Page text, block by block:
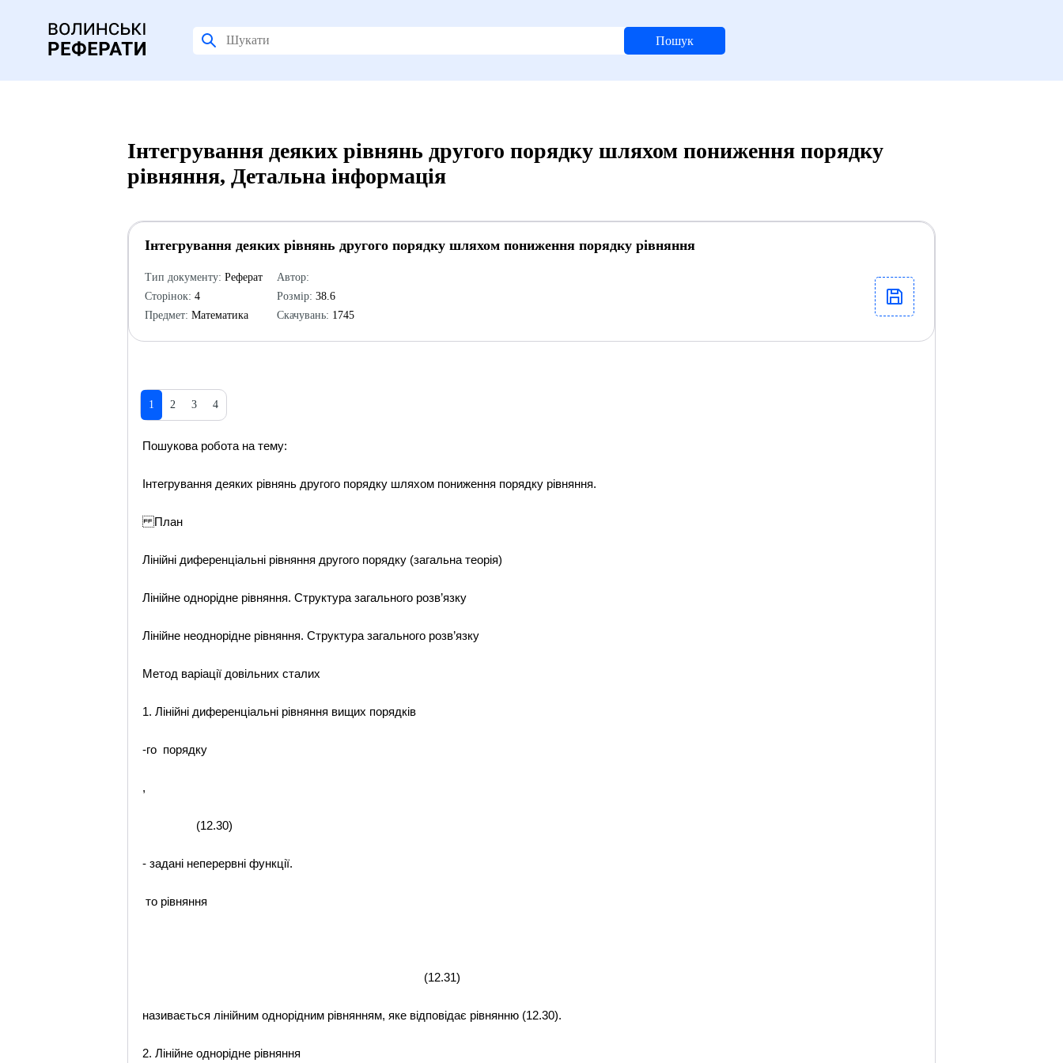
Пошук
Інтегрування деяких рівнянь другого порядку шляхом пониження порядку
рівняння, Детальна інформація
Інтегрування деяких рівнянь другого порядку шляхом пониження порядку рівняння
Тип документу: Реферат
Сторінок: 4
Предмет: Математика
Автор:
Розмір: 38.6
Скачувань: 1745
1 2 3 4
Пошукова робота на тему:
Інтегрування деяких рівнянь другого порядку шляхом пониження порядку рівняння.
План
Лінійні диференціальні рівняння другого порядку (загальна теорія)
Лінійне однорідне рівняння. Структура загального розв’язку
Лінійне неоднорідне рівняння. Структура загального розв’язку
Метод варіації довільних сталих
1. Лінійні диференціальні рівняння вищих порядків
-го порядку
,
(12.30)
- задані неперервні функції.
то рівняння
(12.31)
називається лінійним однорідним рівнянням, яке відповідає рівнянню (12.30).
2. Лінійне однорідне рівняння